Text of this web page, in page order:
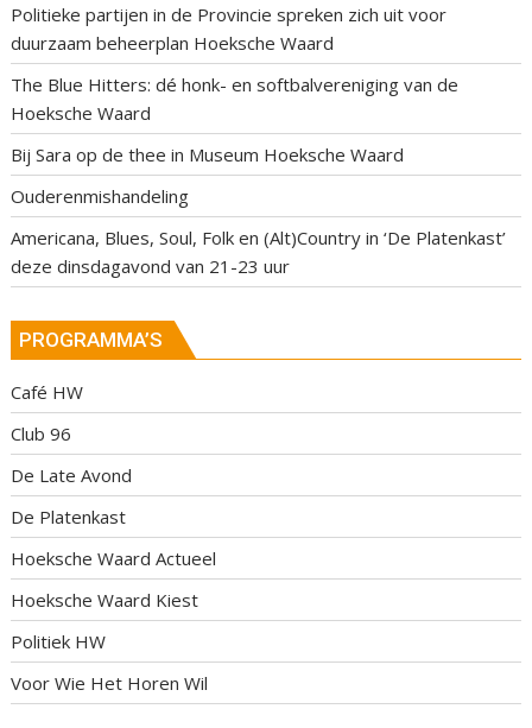
Politieke partijen in de Provincie spreken zich uit voor
duurzaam beheerplan Hoeksche Waard
The Blue Hitters: dé honk- en softbalvereniging van de
Hoeksche Waard
Bij Sara op de thee in Museum Hoeksche Waard
Ouderenmishandeling
Americana, Blues, Soul, Folk en (Alt)Country in ‘De Platenkast’
deze dinsdagavond van 21-23 uur
PROGRAMMA’S
Café HW
Club 96
De Late Avond
De Platenkast
Hoeksche Waard Actueel
Hoeksche Waard Kiest
Politiek HW
Voor Wie Het Horen Wil